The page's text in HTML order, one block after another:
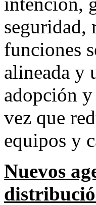
seguridad,
funciones
alineada y
adopción
vez que
equipos y
Nuevos